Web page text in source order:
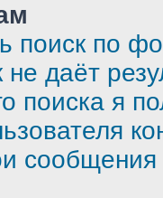
поиск по
даёт
поиска я